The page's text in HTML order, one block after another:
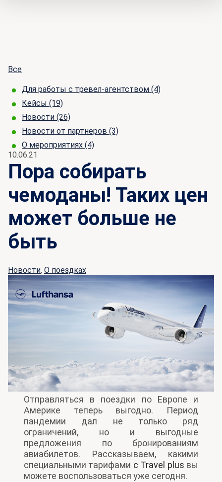
Все
Для работы с тревел-агентством (4)
Кейсы (19)
Новости (26)
Новости от партнеров (3)
О мероприятиях (4)
10.06.21
Пора собирать
чемоданы! Таких цен
может больше не
быть
Новости, О поездках
Отправляться в поездки по Европе и
Америке теперь выгодно. Период
пандемии дал не только ряд
ограничений, но и выгодные
предложения по бронированиям
авиабилетов. Рассказываем, какими
специальными тарифами с Travel plus вы
можете воспользоваться уже сегодня.